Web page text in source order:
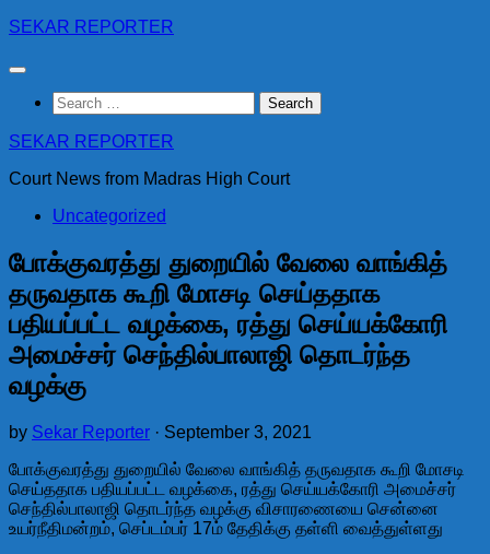
Skip
content
SEKAR REPORTER
Search
for:
SEKAR REPORTER
Court News from Madras High Court
Uncategorized
போக்குவரத்து துறையில் வேலை வாங்கித்
தருவதாக கூறி மோசடி செய்ததாக
பதியப்பட்ட வழக்கை, ரத்து செய்யக்கோரி
அமைச்சர் செந்தில்பாலாஜி தொடர்ந்த
வழக்கு
by Sekar Reporter · September 3, 2021
போக்குவரத்து துறையில் வேலை வாங்கித் தருவதாக கூறி மோசடி
செய்ததாக பதியப்பட்ட வழக்கை, ரத்து செய்யக்கோரி அமைச்சர்
செந்தில்பாலாஜி தொடர்ந்த வழக்கு விசாரணையை சென்னை
உயர்நீதிமன்றம், செப்டம்பர் 17ம் தேதிக்கு தள்ளி வைத்துள்ளது